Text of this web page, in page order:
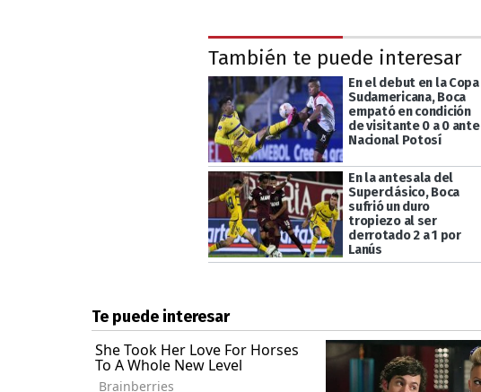
También te puede interesar
En el debut en la Copa
Sudamericana, Boca
empató en condición
de visitante 0 a 0 ante
Nacional Potosí
En la antesala del
Superclásico, Boca
sufrió un duro
tropiezo al ser
derrotado 2 a 1 por
Lanús